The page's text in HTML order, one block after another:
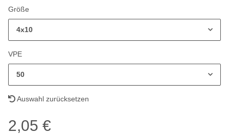
Größe
4x10
VPE
50
Auswahl zurücksetzen
2,05 €